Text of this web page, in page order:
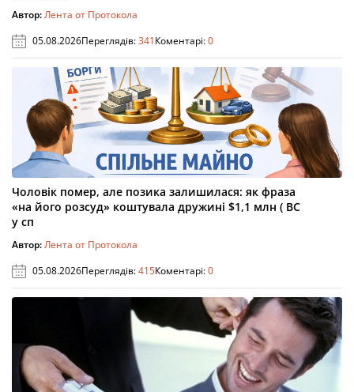
Автор:Лента от Протокола
05.08.2026Переглядів:341Коментарі:0
Чоловік помер, але позика залишилася: як фраза
«на його розсуд» коштувала дружині $1,1 млн ( ВС
у сп
Автор:Лента от Протокола
05.08.2026Переглядів:415Коментарі:0